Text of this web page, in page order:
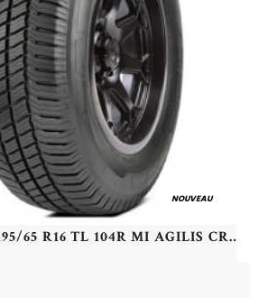
NOUVEAU
MICHELIN - 195/65 R16 TL 104R MI AGILIS CROSSCLIMATE - 1956516 - CAB